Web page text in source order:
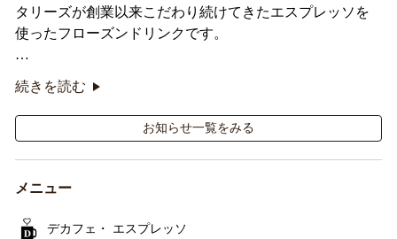
タリーズが創業以来こだわり続けてきたエスプレッソを
使ったフローズンドリンクです。
オリジナルシールがその場で当たるキャンペーンも実
施！
続きを読む
お知らせ一覧をみる
メニュー
デカフェ・ エスプレッソ